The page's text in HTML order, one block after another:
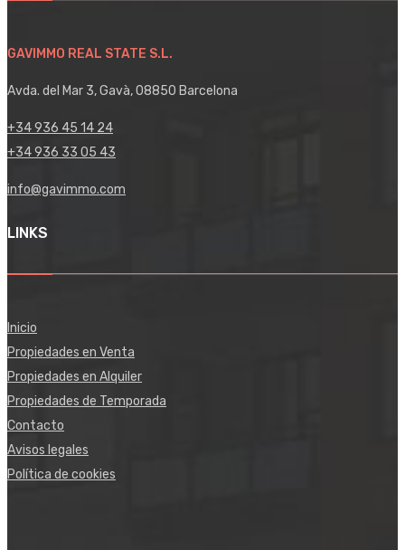
GAVIMMO REAL STATE S.L.
Avda. del Mar 3, Gavà, 08850 Barcelona
+34 936 45 14 24
+34 936 33 05 43
info@gavimmo.com
LINKS
Inicio
Propiedades en Venta
Propiedades en Alquiler
Propiedades de Temporada
Contacto
Avisos legales
Política de cookies